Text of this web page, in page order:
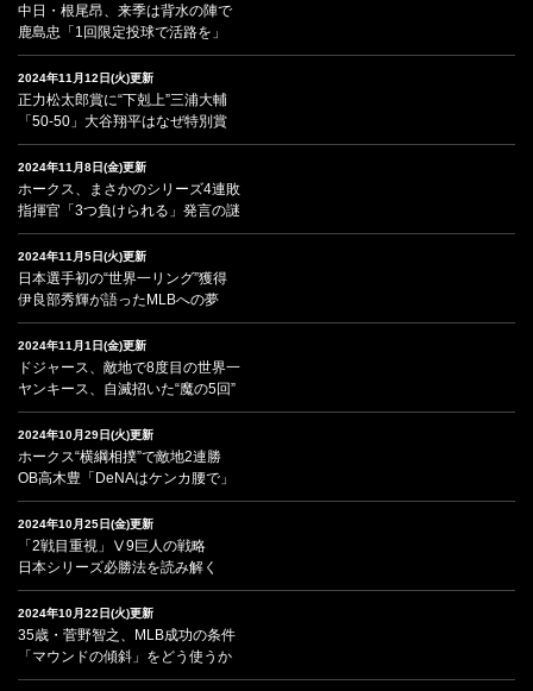
中日・根尾昂、来季は背水の陣で
鹿島忠「1回限定投球で活路を」
2024年11月12日(火)更新
正力松太郎賞に“下剋上”三浦大輔
「50-50」大谷翔平はなぜ特別賞
2024年11月8日(金)更新
ホークス、まさかのシリーズ4連敗
指揮官「3つ負けられる」発言の謎
2024年11月5日(火)更新
日本選手初の“世界一リング”獲得
伊良部秀輝が語ったMLBへの夢
2024年11月1日(金)更新
ドジャース、敵地で8度目の世界一
ヤンキース、自滅招いた“魔の5回”
2024年10月29日(火)更新
ホークス“横綱相撲”で敵地2連勝
OB高木豊「DeNAはケンカ腰で」
2024年10月25日(金)更新
「2戦目重視」Ⅴ9巨人の戦略
日本シリーズ必勝法を読み解く
2024年10月22日(火)更新
35歳・菅野智之、MLB成功の条件
「マウンドの傾斜」をどう使うか